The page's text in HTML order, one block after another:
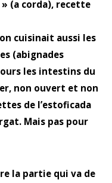
» (a corda), recette
cuisinait aussi les
(abignades
les intestins du
non ouvert et non
de l’estoficada
Mais pas pour
la partie qui va de